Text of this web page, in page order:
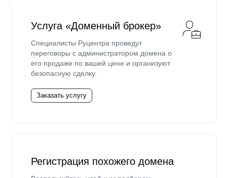
Услуга «Доменный брокер»
Специалисты Руцентра проведут
переговоры с администратором домена о
его продаже по вашей цене и организуют
безопасную сделку.
Заказать услугу
Регистрация похожего домена